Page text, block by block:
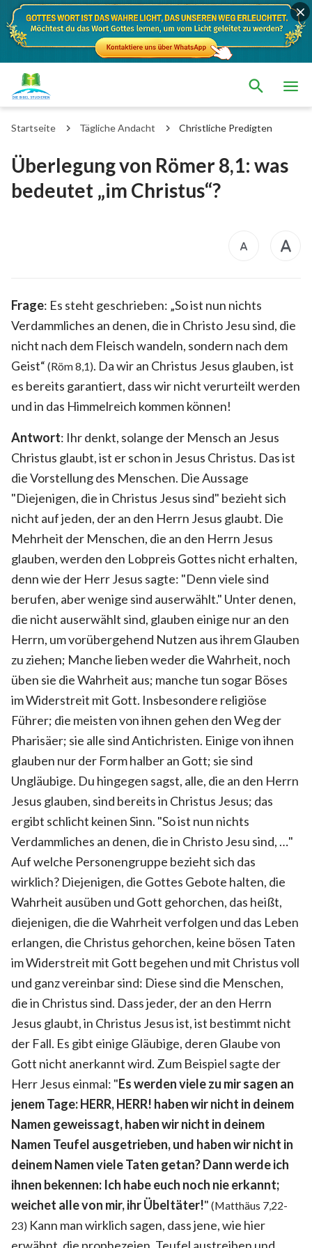
Startseite Tägliche Andacht Christliche Predigten
Überlegung von Römer 8,1: was
bedeutet „im Christus“?
Frage: Es steht geschrieben: „So ist nun nichts
Verdammliches an denen, die in Christo Jesu sind, die
nicht nach dem Fleisch wandeln, sondern nach dem
Geist“ (Röm 8,1). Da wir an Christus Jesus glauben, ist
es bereits garantiert, dass wir nicht verurteilt werden
und in das Himmelreich kommen können!
Antwort: Ihr denkt, solange der Mensch an Jesus
Christus glaubt, ist er schon in Jesus Christus. Das ist
die Vorstellung des Menschen. Die Aussage
"Diejenigen, die in Christus Jesus sind" bezieht sich
nicht auf jeden, der an den Herrn Jesus glaubt. Die
Mehrheit der Menschen, die an den Herrn Jesus
glauben, werden den Lobpreis Gottes nicht erhalten,
denn wie der Herr Jesus sagte: "Denn viele sind
berufen, aber wenige sind auserwählt." Unter denen,
die nicht auserwählt sind, glauben einige nur an den
Herrn, um vorübergehend Nutzen aus ihrem Glauben
zu ziehen; Manche lieben weder die Wahrheit, noch
üben sie die Wahrheit aus; manche tun sogar Böses
im Widerstreit mit Gott. Insbesondere religiöse
Führer; die meisten von ihnen gehen den Weg der
Pharisäer; sie alle sind Antichristen. Einige von ihnen
glauben nur der Form halber an Gott; sie sind
Ungläubige. Du hingegen sagst, alle, die an den Herrn
Jesus glauben, sind bereits in Christus Jesus; das
ergibt schlicht keinen Sinn. "So ist nun nichts
Verdammliches an denen, die in Christo Jesu sind, …"
Auf welche Personengruppe bezieht sich das
wirklich? Diejenigen, die Gottes Gebote halten, die
Wahrheit ausüben und Gott gehorchen, das heißt,
diejenigen, die die Wahrheit verfolgen und das Leben
erlangen, die Christus gehorchen, keine bösen Taten
im Widerstreit mit Gott begehen und mit Christus voll
und ganz vereinbar sind: Diese sind die Menschen,
die in Christus sind. Dass jeder, der an den Herrn
Jesus glaubt, in Christus Jesus ist, ist bestimmt nicht
der Fall. Es gibt einige Gläubige, deren Glaube von
Gott nicht anerkannt wird. Zum Beispiel sagte der
Herr Jesus einmal: "Es werden viele zu mir sagen an
jenem Tage: HERR, HERR! haben wir nicht in deinem
Namen geweissagt, haben wir nicht in deinem
Namen Teufel ausgetrieben, und haben wir nicht in
deinem Namen viele Taten getan? Dann werde ich
ihnen bekennen: Ich habe euch noch nie erkannt;
weichet alle von mir, ihr Übeltäter!" (Matthäus 7,22-
23) Kann man wirklich sagen, dass jene, wie hier
erwähnt, die prophezeien, Teufel austreiben und